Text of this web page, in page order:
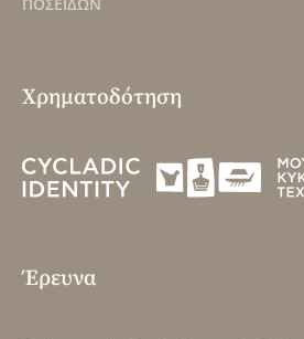
ΠΟΣΕΙΔΩΝ
Χρηματοδότηση
Έρευνα